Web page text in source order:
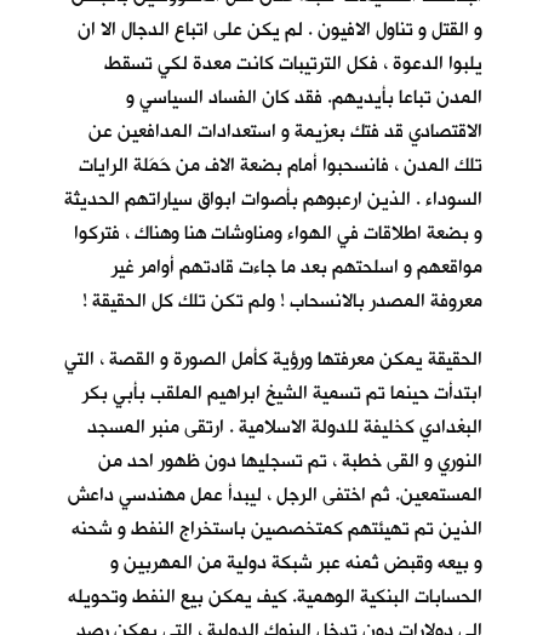
و القتل و تناول الافيون . لم يكن على اتباع الدجال الا ان
يلبوا الدعوة ، فكل الترتيبات كانت معدة لكي تسقط
المدن تباعا بأيديهم. فقد كان الفساد السياسي و
الاقتصادي قد فتك بعزيمة و استعدادات المدافعين عن
تلك المدن ، فانسحبوا أمام بضعة الاف من حَمَلة الرايات
السوداء . الذين ارعبوهم بأصوات ابواق سياراتهم الحديثة
و بضعة اطلاقات في الهواء ومناوشات هنا وهناك ، فتركوا
مواقعهم و اسلحتهم بعد ما جاءت قادتهم أوامر غير
معروفة المصدر بالانسحاب ! ولم تكن تلك كل الحقيقة !
الحقيقة يمكن معرفتها ورؤية كأمل الصورة و القصة ، التي
ابتدأت حينما تم تسمية الشيخ ابراهيم الملقب بأبي بكر
البغدادي كخليفة للدولة الاسلامية . ارتقى منبر المسجد
النوري و القى خطبة ، تم تسجليها دون ظهور احد من
المستمعين. ثم اختفى الرجل ، ليبدأ عمل مهندسي داعش
الذين تم تهيئتهم كمتخصصين باستخراج النفط و شحنه
و بيعه وقبض ثمنه عبر شبكة دولية من المهربين و
الحسابات البنكية الوهمية. كيف يمكن بيع النفط وتحويله